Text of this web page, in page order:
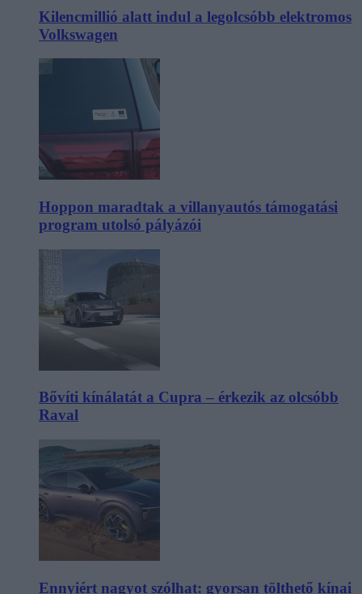
Kilencmillió alatt indul a legolcsóbb elektromos
Volkswagen
Hoppon maradtak a villanyautós támogatási
program utolsó pályázói
Bővíti kínálatát a Cupra – érkezik az olcsóbb
Raval
Ennyiért nagyot szólhat: gyorsan tölthető kínai